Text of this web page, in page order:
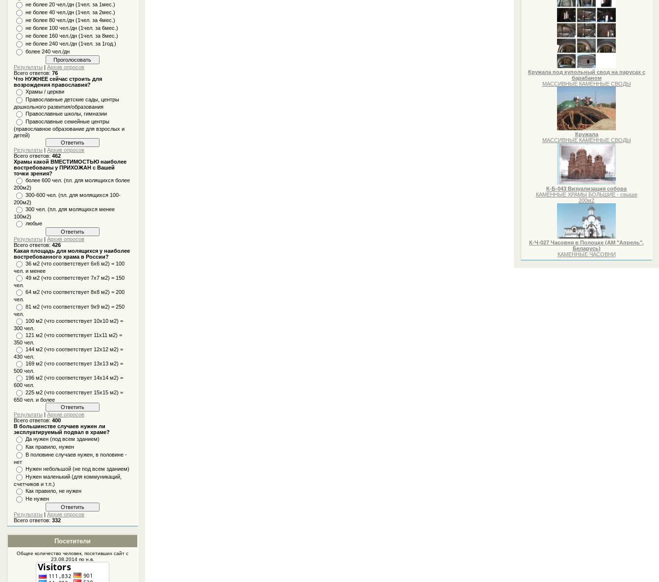
не более 20 чел./дн (1чел. за 1мес.)
не более 40 чел./дн (1чел. за 2мес.)
не более 80 чел./дн (1чел. за 4мес.)
не более 100 чел./дн (1чел. за 6мес.)
не более 160 чел./дн (1чел. за 8мес.)
не более 240 чел./дн (1чел. за 1год.)
более 240 чел./дн
Результаты |Архив опросов
Всего ответов:76
Что НУЖНЕЕ сейчас строить для
возрождения православия?
Храмы / церкви
Православные детские сады, центры
дошкольного развития/образования
Православные школы, гимназии
Православные семейные центры
(православное образование для взрослых и
детей)
Результаты |Архив опросов
Всего ответов:462
Храмы какой ВМЕСТИМОСТЬЮ наиболее
востребованы у ПРИХОЖАН с Вашей
точки зрения?
более 600 чел. (пл. для молящихся более
200м2)
300-600 чел. (пл. для молящихся 100-
200м2)
300 чел. (пл. для молящихся менее
100м2)
любые
Результаты |Архив опросов
Всего ответов:426
Какая площадь для молящихся у наиболее
востребованного храма в России?
36 м2 (что соответствует 6x6 м2) = 100
чел. и менее
49 м2 (что соответствует 7x7 м2) = 150
чел.
64 м2 (что соответствует 8x8 м2) = 200
чел.
81 м2 (что соответствует 9х9 м2) = 250
чел.
100 м2 (что соответствует 10x10 м2) =
300 чел.
121 м2 (что соответствует 11х11 м2) =
350 чел.
144 м2 (что соответствует 12х12 м2) =
430 чел.
169 м2 (что соответствует 13х13 м2) =
500 чел.
196 м2 (что соответствует 14х14 м2) =
600 чел.
225 м2 (что соответствует 15х15 м2) =
650 чел. и более
Результаты |Архив опросов
Всего ответов:400
В большинстве случаев нужен ли
эксплуатируемый подвал в храме?
Да нужен (под всем зданием)
Как правило, нужен
В половине случаев нужен, в половине -
нет
Нужен небольшой (не под всем зданием)
Нужен маленький (для коммуникаций,
счетчиков и т.п.)
Как правило, не нужен
Не нужен
Результаты |Архив опросов
Всего ответов:332
Посетители
Общее количество человек, посетивших сайт с
23.08.2014 по н.в.
Кружала под купольный свод на парусах с
барабаном
МАССИВНЫЕ КАМЕННЫЕ СВОДЫ
Кружала
МАССИВНЫЕ КАМЕННЫЕ СВОДЫ
К-Б-043 Визуализация собора
КАМЕННЫЕ ХРАМЫ БОЛЬШИЕ - свыше
200м2
К-Ч-027 Часовня в Полоцке (АМ "Апрель",
Беларусь)
КАМЕННЫЕ ЧАСОВНИ